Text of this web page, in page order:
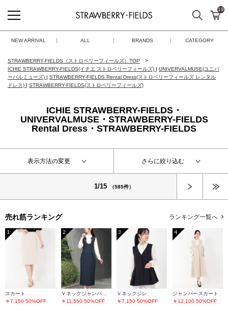
STRAWBERRY-FIELDS
検索 カ
19
NEW ARRIVAL ALL BRANDS CATEGORY
STRAWBERRY-FIELDS（ストロベリーフィールズ）TOP
ICHIE STRAWBERRY-FIELDS(イチエ ストロベリーフィールズ) | UNIVERVALMUSE(ユニバ
ーバルミューズ) | STRAWBERRY-FIELDS Rental Dress(ストロベリーフィールズ レンタル
ドレス) | STRAWBERRY-FIELDS(ストロベリーフィールズ)
ICHIE STRAWBERRY-FIELDS・
UNIVERVALMUSE・STRAWBERRY-FIELDS
Rental Dress・STRAWBERRY-FIELDS
表示方法の変更 さらに絞り込む
1/15 （585件）
売れ筋ランキング ランキング一覧へ
1
スカート
￥7,150 50%OFF
2
Ｖネックジャンパースカート
￥11,550 50%OFF
3
Ｖネックジレ
￥7,150 50%OFF
4
ジャンパースカート
￥12,100 50%OFF